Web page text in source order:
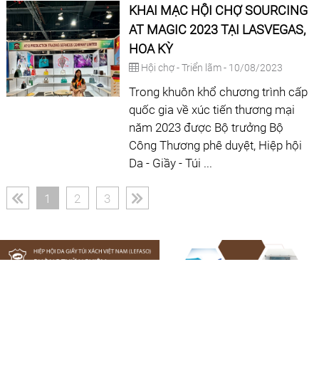
KHAI MẠC HỘI CHỢ SOURCING
AT MAGIC 2023 TẠI LASVEGAS,
HOA KỲ
Hội chợ - Triển lãm - 10/08/2023
Trong khuôn khổ chương trình cấp
quốc gia về xúc tiến thương mại
năm 2023 được Bộ trưởng Bộ
Công Thương phê duyệt, Hiệp hội
Da - Giầy - Túi ...
1 (current)
2 3